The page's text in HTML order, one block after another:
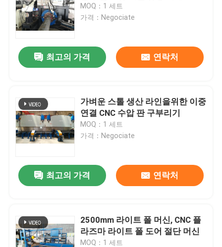
MOQ：1 세트
가격：Negociate
최고의 가격 연락처
가벼운 스톨 생산 라인을위한 이중
연결 CNC 수압 판 구부리기
MOQ：1 세트
가격：Negociate
최고의 가격 연락처
2500mm 라이트 폴 머신, CNC 플
라즈마 라이트 폴 도어 절단 머신
MOQ：1 세트